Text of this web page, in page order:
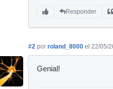
Responder
#2 por roland_8000 el 22/05/
Genial!